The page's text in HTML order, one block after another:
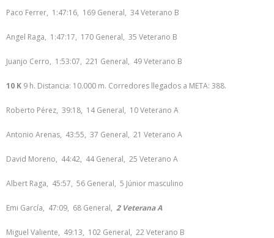
Paco Ferrer, 1:47:16, 169 General, 34 Veterano B
Angel Raga, 1:47:17, 170 General, 35 Veterano B
Juanjo Cerro, 1:53:07, 221 General, 49 Veterano B
10 K 9 h. Distancia: 10.000 m. Corredores llegados a META: 388.
Roberto Pérez, 39:18, 14 General, 10 Veterano A
Antonio Arenas, 43:55, 37 General, 21 Veterano A
David Moreno, 44:42, 44 General, 25 Veterano A
Albert Raga, 45:57, 56 General, 5 Júnior masculino
Emi García, 47:09, 68 General, 2 Veterana A
Miguel Valiente, 49:13, 102 General, 22 Veterano B